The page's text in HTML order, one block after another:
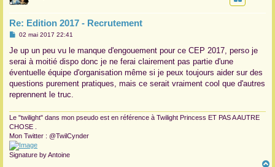
Re: Edition 2017 - Recrutement
M
s
a
g
02 mai 2017 22:41
Je up un peu vu le manque d'engouement pour ce CEP 2017, perso je
serai à moitié dispo donc je ne ferai clairement pas partie d'une
éventuelle équipe d'organisation même si je peux toujours aider sur des
questions purement pratiques, mais ce serait vraiment cool que d'autres
reprennent le truc.
Le "twilight" dans mon pseudo est en référence à Twilight Princess ET PAS A AUTRE
CHOSE .
Mon Twitter : @TwilCynder
Signature by Antoine